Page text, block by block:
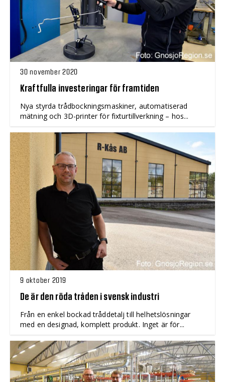
30 november 2020
Kraftfulla investeringar för framtiden
Nya styrda trådbockningsmaskiner, automatiserad
mätning och 3D-printer för fixturtillverkning – hos...
9 oktober 2019
De är den röda tråden i svensk industri
Från en enkel bockad tråddetalj till helhetslösningar
med en designad, komplett produkt. Inget är för...